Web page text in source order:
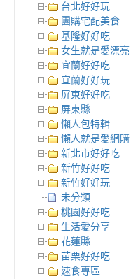
台北好好玩
團購宅配美食
基隆好好吃
女生就是愛漂亮
宜蘭好好吃
宜蘭好好玩
屏東好好吃
屏東縣
懶人包特輯
懶人就是愛網購
新北市好好吃
新竹好好吃
新竹好好玩
未分類
桃園好好吃
生活愛分享
花蓮縣
苗栗好好吃
速食專區